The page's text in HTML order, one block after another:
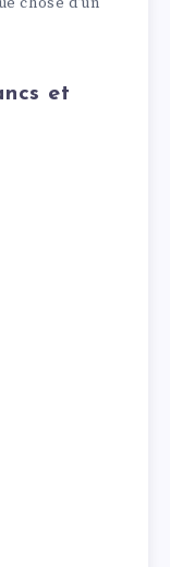
et